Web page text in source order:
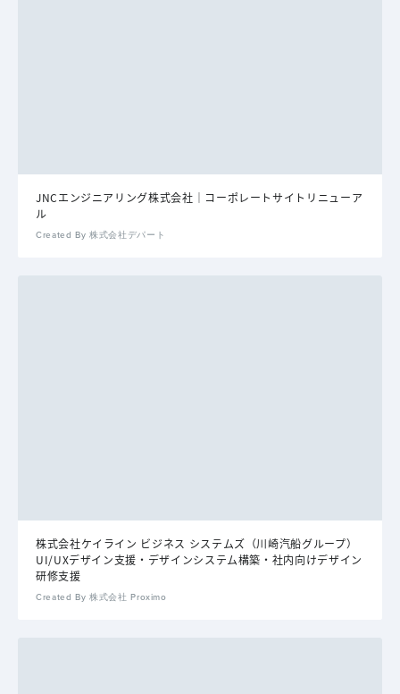
JNCエンジニアリング株式会社｜コーポレートサイトリニューア
ル
Created By 株式会社デパート
株式会社ケイライン ビジネス システムズ（川崎汽船グループ）
UI/UXデザイン支援・デザインシステム構築・社内向けデザイン
研修支援
Created By 株式会社 Proximo